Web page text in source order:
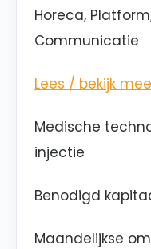
Horeca,
Communicatie
Lees / bekijk
Medische
injectie
Benodigd
Maandelijkse